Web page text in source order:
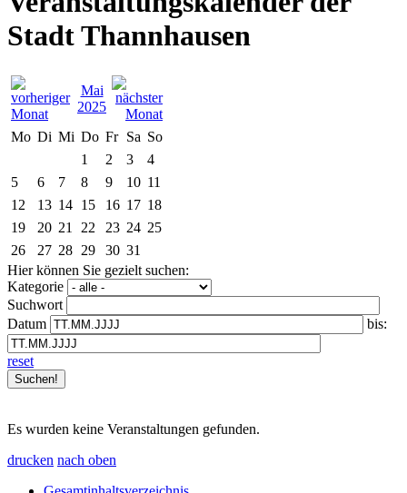
Stadt Thannhausen
Mai
2025
Mo Di Mi Do Fr Sa So
1
2 3
4
5
6 7 8 9 10 11
12
13 14 15 16 17 18
19
20 21 22 23 24 25
26
27 28 29 30 31
Hier können Sie gezielt suchen:
Kategorie
Suchwort
Datum
bis:
reset
Es wurden keine Veranstaltungen gefunden.
drucken nach oben